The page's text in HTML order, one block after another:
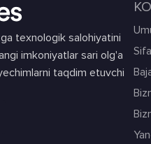
texnologik salohiyatini
imkoniyatlar sari olg'a
taqdim etuvchi